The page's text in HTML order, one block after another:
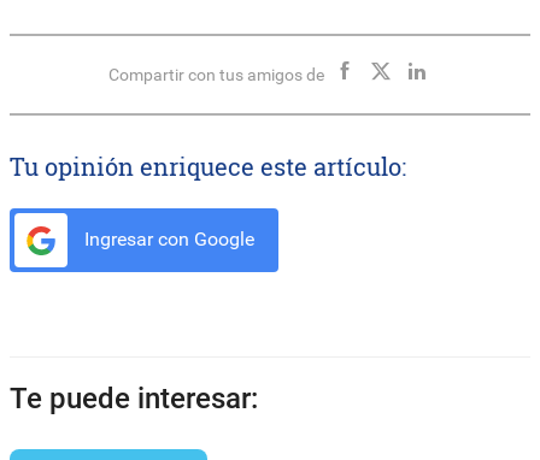
Compartir con tus amigos de
Tu opinión enriquece este artículo:
Ingresar con Google
Te puede interesar: